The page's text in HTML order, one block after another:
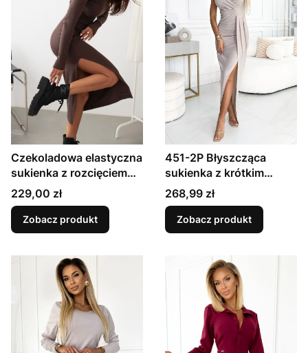
Czekoladowa elastyczna
sukienka z rozcięciem
ROMANCE
Cena
229,00 zł
Zobacz produkt
451-2P Błyszcząca
sukienka z krótkim
rękawkiem, dekoltem i
rozcięciem na nodze -
BEŻOWA Z BROKATEM
Cena
268,99 zł
Zobacz produkt